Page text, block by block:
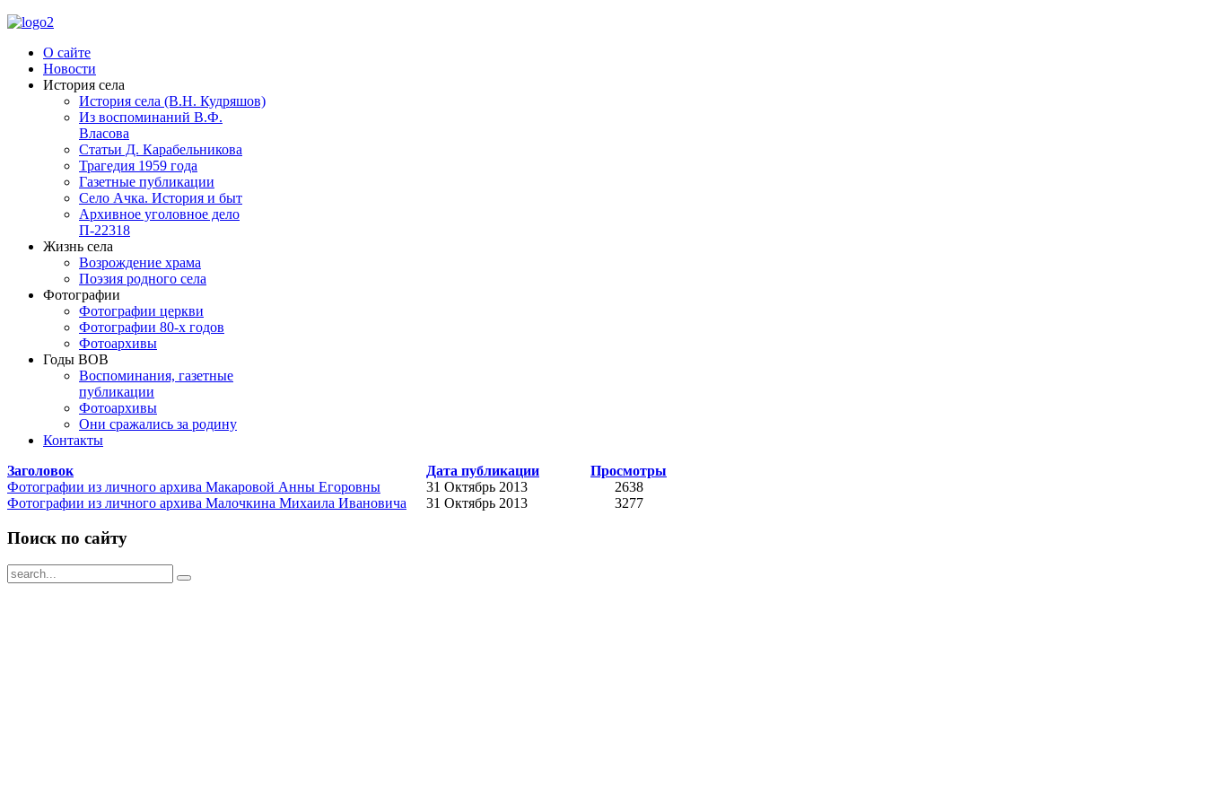
О сайте
Новости
История села
История села (В.Н. Кудряшов)
Из воспоминаний В.Ф.
Власова
Статьи Д. Карабельникова
Трагедия 1959 года
Газетные публикации
Село Ачка. История и быт
Архивное уголовное дело
П-22318
Жизнь села
Возрождение храма
Поэзия родного села
Фотографии
Фотографии церкви
Фотографии 80-х годов
Фотоархивы
Годы ВОВ
Воспоминания, газетные
публикации
Фотоархивы
Они сражались за родину
Контакты
Заголовок
Дата публикации
Просмотры
Фотографии из личного архива Макаровой Анны Егоровны
31 Октябрь 2013
2638
Фотографии из личного архива Малочкина Михаила Ивановича
31 Октябрь 2013 3277
Поиск по сайту